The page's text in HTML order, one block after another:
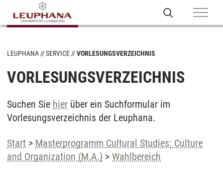
LEUPHANA SERVICE VORLESUNGSVERZEICHNIS
VORLESUNGSVERZEICHNIS
Suchen Sie hier über ein Suchformular im
Vorlesungsverzeichnis der Leuphana.
Start > Masterprogramm Cultural Studies: Culture
and Organization (M.A.) > Wahlbereich